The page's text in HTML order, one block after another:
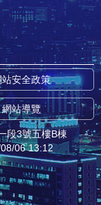
站安全政策
網站導覽
段3號五樓B棟
06 13:12